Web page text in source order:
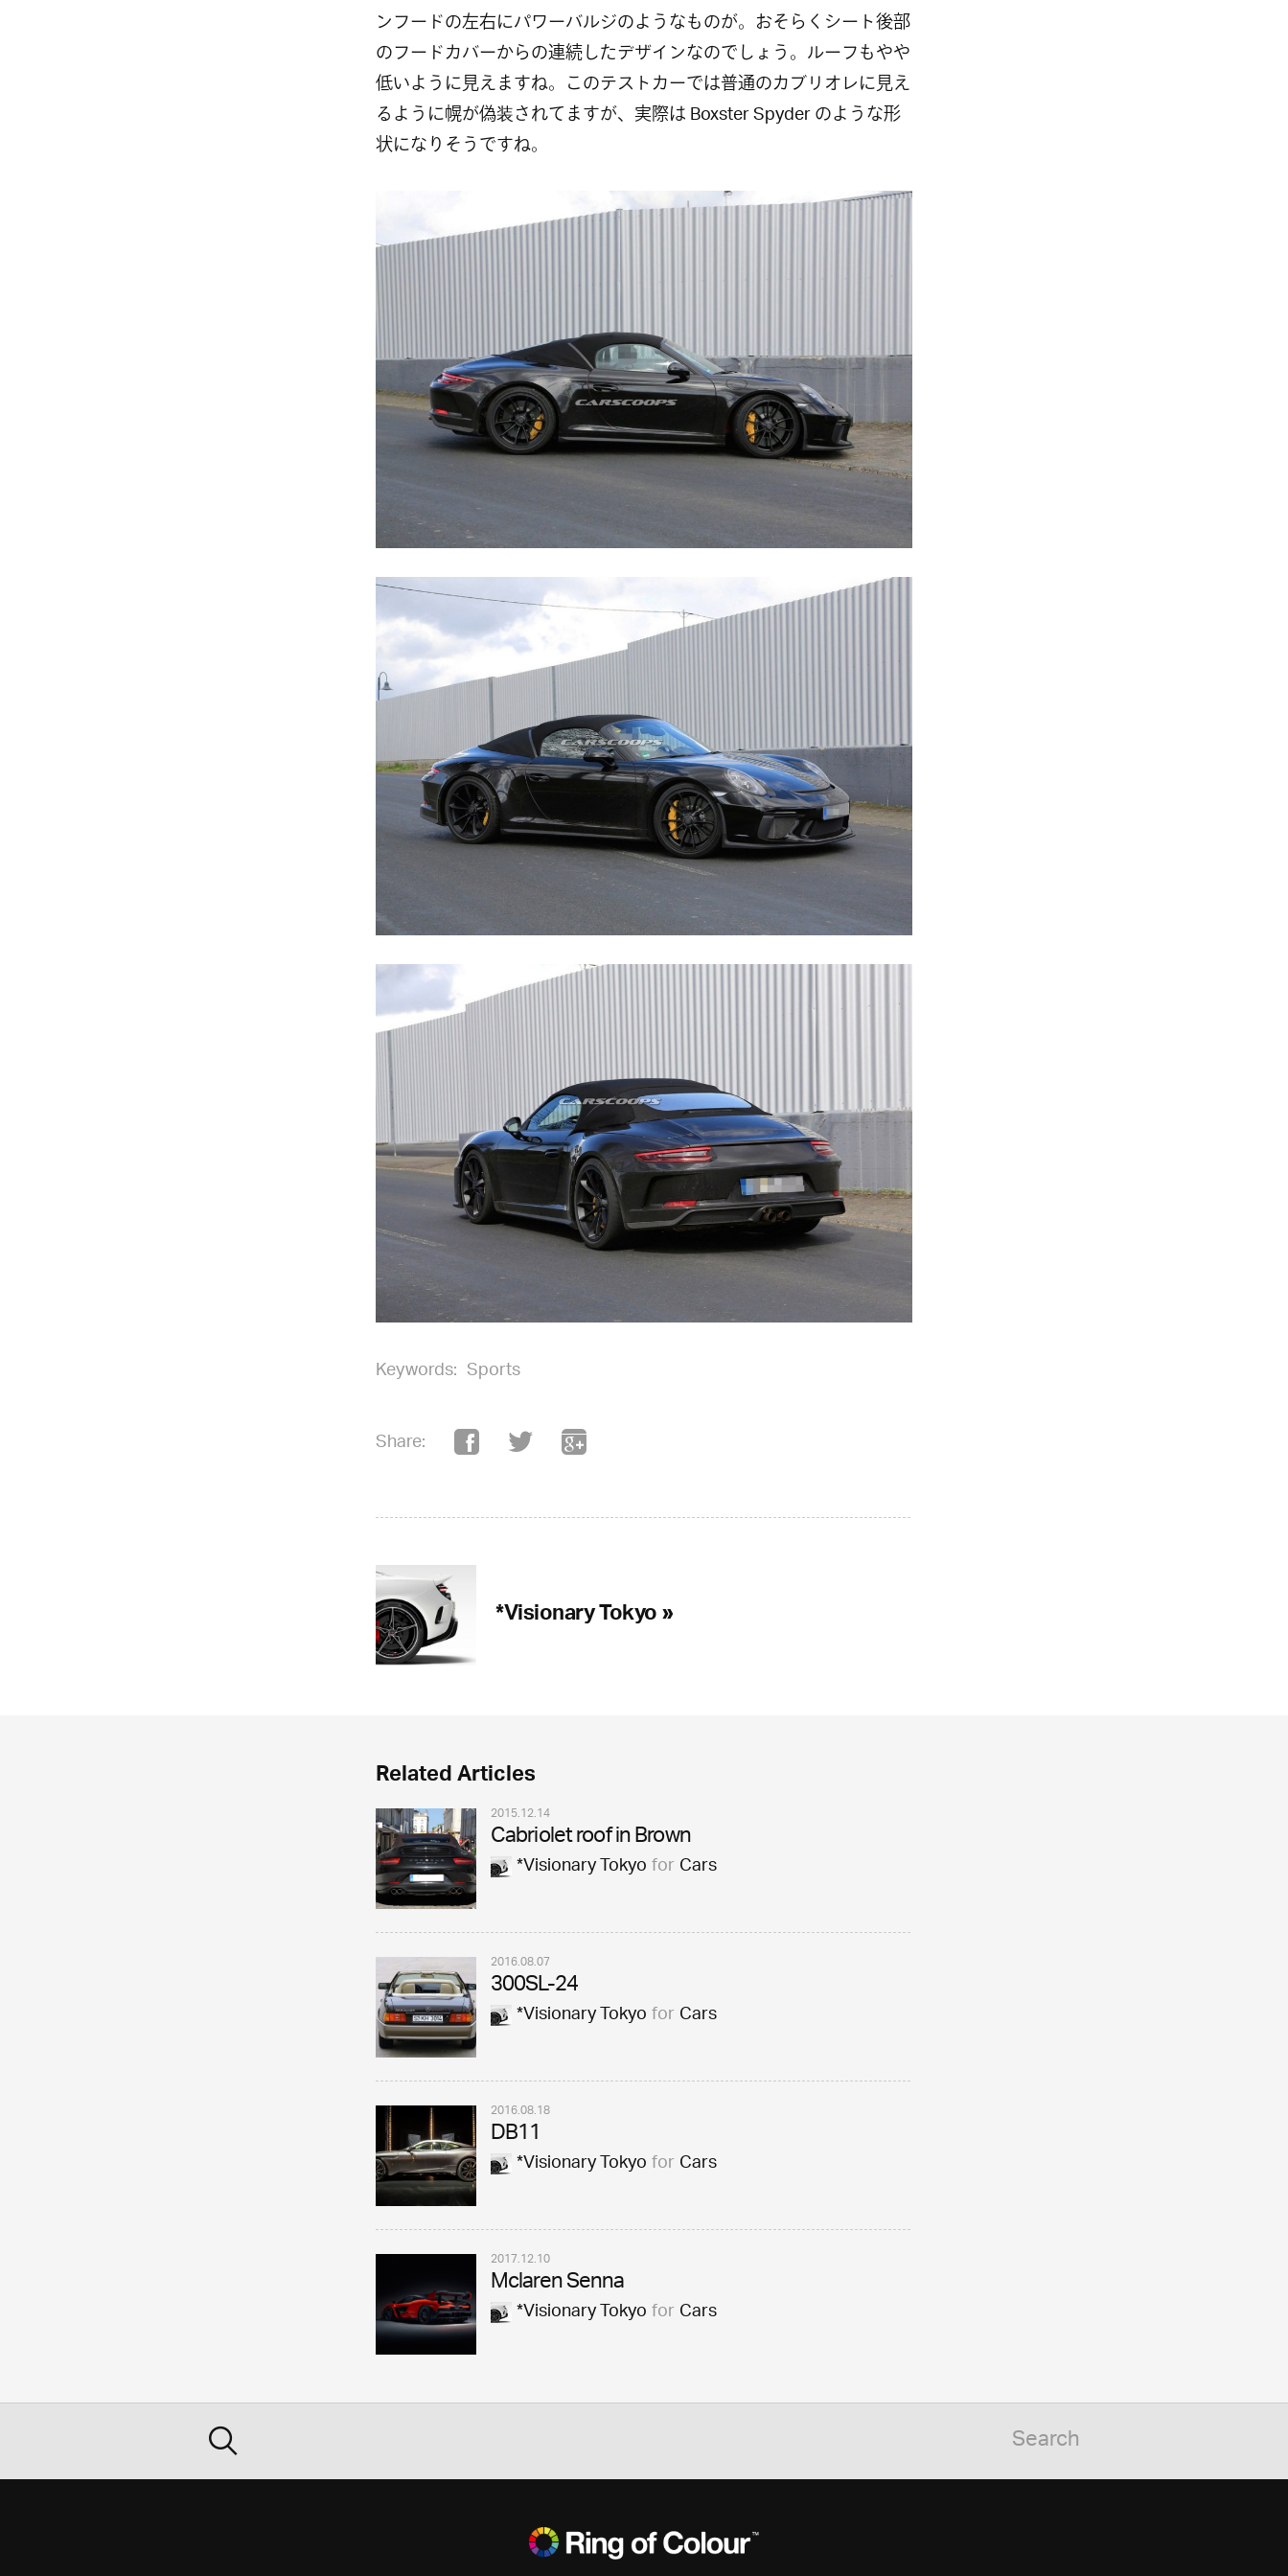
ンフードの左右にパワーバルジのようなものが。おそらくシート後部
のフードカバーからの連続したデザインなのでしょう。ルーフもやや
低いように見えますね。このテストカーでは普通のカブリオレに見え
るように幌が偽装されてますが、実際は Boxster Spyder のような形
状になりそうですね。
Keywords: Sports
Share:
*Visionary Tokyo »
Related Articles
2015.12.14
Cabriolet roof in Brown
*Visionary TokyoforCars
2016.08.07
300SL-24
*Visionary TokyoforCars
2016.08.18
DB11
*Visionary TokyoforCars
2017.12.10
Mclaren Senna
*Visionary TokyoforCars